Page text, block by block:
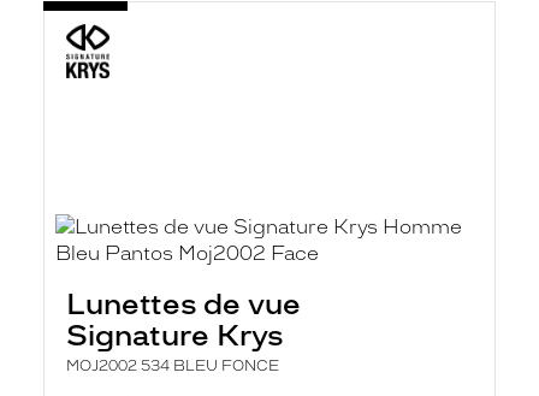
Lunettes de vue
Signature Krys
MOJ2002 534 BLEU FONCE